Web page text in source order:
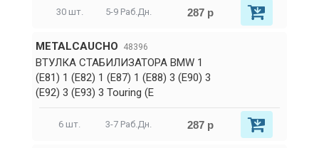
30 шт. 5-9 Раб.Дн. 287 р
METALCAUCHO 48396
ВТУЛКА СТАБИЛИЗАТОРА BMW 1
(E81) 1 (E82) 1 (E87) 1 (E88) 3 (E90) 3
(E92) 3 (E93) 3 Touring (E
6 шт. 3-7 Раб.Дн. 287 р